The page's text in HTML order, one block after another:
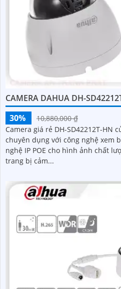
CAMERA DAHUA DH-
30%
10,880,000 ₫
Camera giá rẻ DH-SD42212T-HN
chuyên dụng với công nghệ xem
nghệ IP POE cho hình ảnh chất lượng cao.
trang bị cảm...